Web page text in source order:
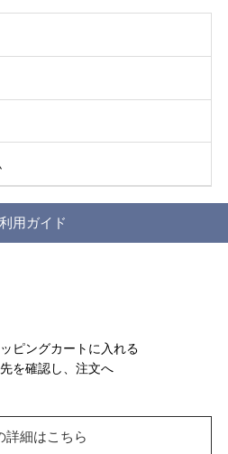
用ガイド
ピングカートに入れる
を確認し、注文へ
詳細はこちら